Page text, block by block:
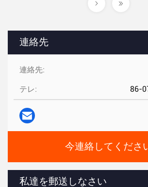
連絡先
連絡先:
テレ: 86-
今連絡してくださ
私達を郵送しなさい